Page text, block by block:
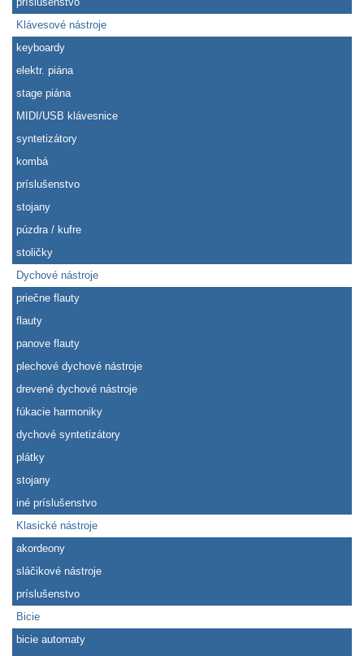
Klávesové nástroje
keyboardy
elektr. piána
stage piána
MIDI/USB klávesnice
syntetizátory
kombá
príslušenstvo
stojany
púzdra / kufre
stoličky
Dychové nástroje
priečne flauty
flauty
panove flauty
plechové dychové nástroje
drevené dychové nástroje
fúkacie harmoniky
dychové syntetizátory
plátky
stojany
iné príslušenstvo
Klasické nástroje
akordeony
sláčikové nástroje
príslušenstvo
Bicie
bicie automaty